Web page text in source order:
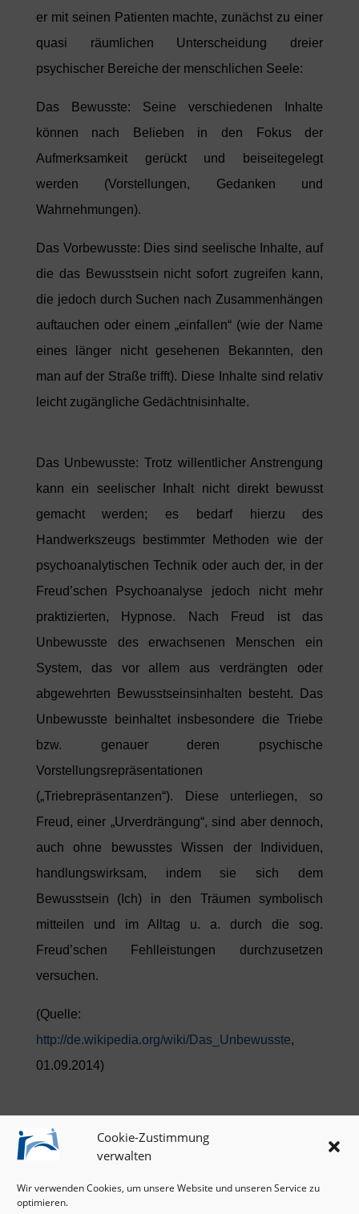
Cookie-Zustimmung
verwalten
Wir verwenden Cookies, um unsere Website und unseren Service zu
optimieren.
er mit seinen Patienten machte, zunächst zu einer
quasi räumlichen Unterscheidung dreier
psychischer Bereiche der menschlichen Seele:
Das Bewusste: Seine verschiedenen Inhalte
können nach Belieben in den Fokus der
Aufmerksamkeit gerückt und beiseitegelegt
werden (Vorstellungen, Gedanken und
Wahrnehmungen).
Das Vorbewusste: Dies sind seelische Inhalte, auf
die das Bewusstsein nicht sofort zugreifen kann,
die jedoch durch Suchen nach Zusammenhängen
auftauchen oder einem „einfallen“ (wie der Name
eines länger nicht gesehenen Bekannten, den
man auf der Straße trifft). Diese Inhalte sind relativ
leicht zugängliche Gedächtnisinhalte.
Das Unbewusste: Trotz willentlicher Anstrengung
kann ein seelischer Inhalt nicht direkt bewusst
gemacht werden; es bedarf hierzu des
Handwerkszeugs bestimmter Methoden wie der
psychoanalytischen Technik oder auch der, in der
Freud’schen Psychoanalyse jedoch nicht mehr
praktizierten, Hypnose. Nach Freud ist das
Unbewusste des erwachsenen Menschen ein
System, das vor allem aus verdrängten oder
abgewehrten Bewusstseinsinhalten besteht. Das
Unbewusste beinhaltet insbesondere die Triebe
bzw. genauer deren psychische
Vorstellungsrepräsentationen
(„Triebrepräsentanzen“). Diese unterliegen, so
Freud, einer „Urverdrängung“, sind aber dennoch,
auch ohne bewusstes Wissen der Individuen,
handlungswirksam, indem sie sich dem
Bewusstsein (Ich) in den Träumen symbolisch
mitteilen und im Alltag u. a. durch die sog.
Freud’schen Fehlleistungen durchzusetzen
versuchen.
(Quelle:
http://de.wikipedia.org/wiki/Das_Unbewusste,
01.09.2014)
omnia.vision-Unterseiten